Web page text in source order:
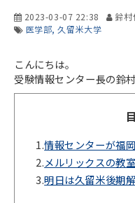
2023-03-07 22:38 鈴村
医学部 久留米大学
こんにちは。
受験情報センター長の鈴村
1.情報センターが福
2.メルリックスの教
3.明日は久留米後期